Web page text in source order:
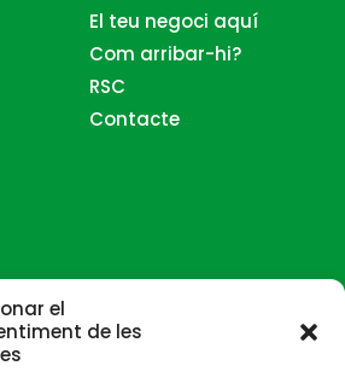
el
de les
El teu negoci aquí
Com arribar-hi?
RSC
Contacte